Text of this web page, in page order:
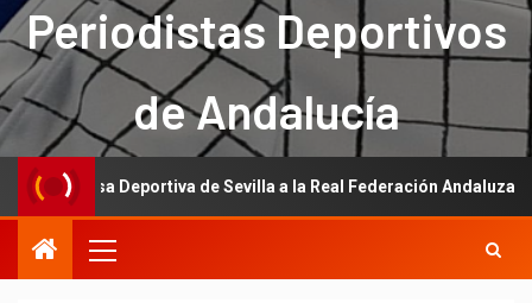
Periodistas Deportivos
de Andalucía
Deportiva de Sevilla a la Real Federación Andaluza de Fútbol